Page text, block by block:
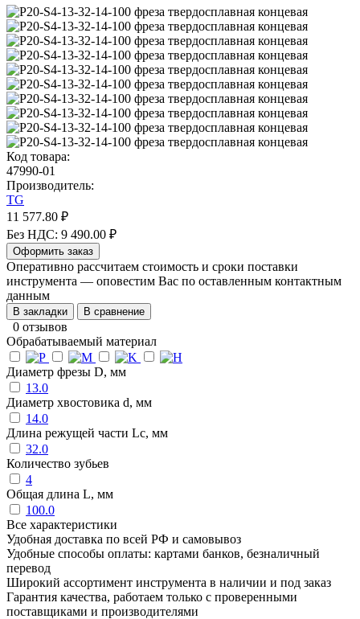
Код товара:
47990-01
Производитель:
TG
11 577.80 ₽
Без НДС: 9 490.00 ₽
Оформить заказ
Оперативно рассчитаем стоимость и сроки поставки
инструмента — оповестим Вас по оставленным контактным
данным
В закладки В сравнение
0 отзывов
Обрабатываемый материал
Диаметр фрезы D, мм
13.0
Диаметр хвостовика d, мм
14.0
Длина режущей части Lc, мм
32.0
Количество зубьев
4
Общая длина L, мм
100.0
Все характеристики
Удобная доставка по всей РФ и самовывоз
Удобные способы оплаты: картами банков, безналичный
перевод
Широкий ассортимент инструмента в наличии и под заказ
Гарантия качества, работаем только с проверенными
поставщиками и производителями